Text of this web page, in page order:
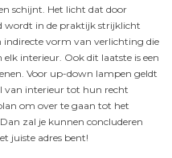
schijnt. Het licht dat door
wordt in de praktijk strijklicht
indirecte vorm van verlichting die
interieur. Ook dit laatste is een
Voor up-down lampen geldt
van interieur tot hun recht
om over te gaan tot het
zal je kunnen concluderen
juiste adres bent!